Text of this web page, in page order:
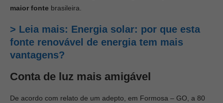
maior fonte brasileira.
> Leia mais: Energia solar: por que esta
fonte renovável de energia tem mais
vantagens?
Conta de luz mais amigável
De acordo com relato de um adepto, em Formosa – GO, a 80